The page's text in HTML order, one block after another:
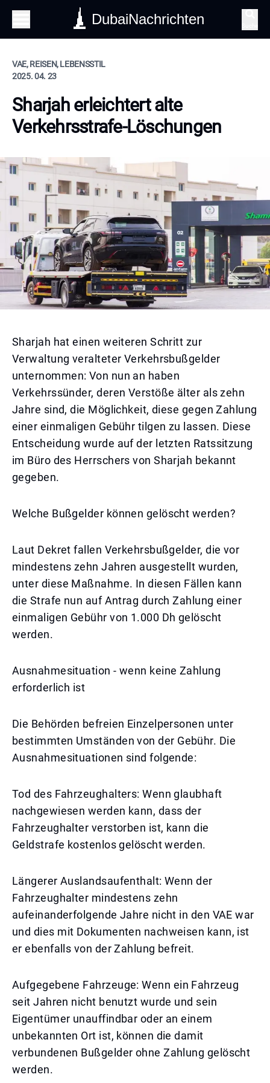
DubaiNachrichten
VAE, REISEN, LEBENSSTIL
2025. 04. 23
Sharjah erleichtert alte
Verkehrsstrafe-Löschungen
Sharjah hat einen weiteren Schritt zur
Verwaltung veralteter Verkehrsbußgelder
unternommen: Von nun an haben
Verkehrssünder, deren Verstöße älter als zehn
Jahre sind, die Möglichkeit, diese gegen Zahlung
einer einmaligen Gebühr tilgen zu lassen. Diese
Entscheidung wurde auf der letzten Ratssitzung
im Büro des Herrschers von Sharjah bekannt
gegeben.
Welche Bußgelder können gelöscht werden?
Laut Dekret fallen Verkehrsbußgelder, die vor
mindestens zehn Jahren ausgestellt wurden,
unter diese Maßnahme. In diesen Fällen kann
die Strafe nun auf Antrag durch Zahlung einer
einmaligen Gebühr von 1.000 Dh gelöscht
werden.
Ausnahmesituation - wenn keine Zahlung
erforderlich ist
Die Behörden befreien Einzelpersonen unter
bestimmten Umständen von der Gebühr. Die
Ausnahmesituationen sind folgende:
Tod des Fahrzeughalters: Wenn glaubhaft
nachgewiesen werden kann, dass der
Fahrzeughalter verstorben ist, kann die
Geldstrafe kostenlos gelöscht werden.
Längerer Auslandsaufenthalt: Wenn der
Fahrzeughalter mindestens zehn
aufeinanderfolgende Jahre nicht in den VAE war
und dies mit Dokumenten nachweisen kann, ist
er ebenfalls von der Zahlung befreit.
Aufgegebene Fahrzeuge: Wenn ein Fahrzeug
seit Jahren nicht benutzt wurde und sein
Eigentümer unauffindbar oder an einem
unbekannten Ort ist, können die damit
verbundenen Bußgelder ohne Zahlung gelöscht
werden.